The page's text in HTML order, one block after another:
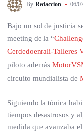
By Redaccion 06/
Bajo un sol de justicia
meeting de la “
Cerdedoenrali-Talleres
piloto además
circuito mundialista de
Siguiendo la tónica
tiempos desastrosos y
medida que avanzaba